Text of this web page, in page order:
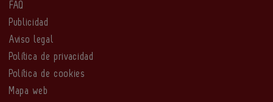
FAQ
Publicidad
Aviso legal
Política de privacidad
Política de cookies
Mapa web